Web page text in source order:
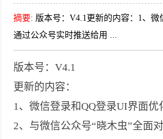
摘要: 版本号：V4.1更新的内容：1、
通过公众号实时推送给用 ...
版本号：V4.1
更新的内容：
1、微信登录和QQ登录UI界面优
2、与微信公众号“晓木虫”全面